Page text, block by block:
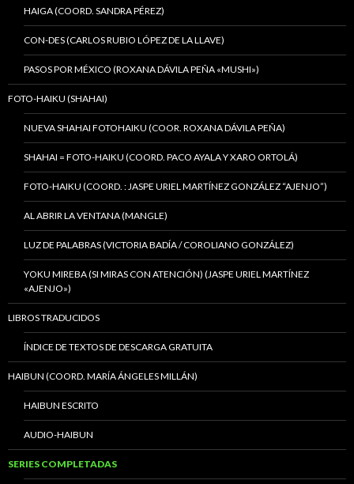
HAIGA (COORD. SANDRA PÉREZ)
CON-DES (CARLOS RUBIO LÓPEZ DE LA LLAVE)
PASOS POR MÉXICO (ROXANA DÁVILA PEÑA «MUSHI»)
FOTO-HAIKU (SHAHAI)
NUEVA SHAHAI FOTOHAIKU (COOR. ROXANA DÁVILA PEÑA)
SHAHAI = FOTO-HAIKU (COORD. PACO AYALA Y XARO ORTOLÁ)
FOTO-HAIKU (COORD. : JASPE URIEL MARTÍNEZ GONZÁLEZ “AJENJO”)
AL ABRIR LA VENTANA (MANGLE)
LUZ DE PALABRAS (VICTORIA BADÍA / COROLIANO GONZÁLEZ)
YOKU MIREBA (SI MIRAS CON ATENCIÓN) (JASPE URIEL MARTÍNEZ
«AJENJO»)
LIBROS TRADUCIDOS
ÍNDICE DE TEXTOS DE DESCARGA GRATUITA
HAIBUN (COORD. MARÍA ÁNGELES MILLÁN)
HAIBUN ESCRITO
AUDIO-HAIBUN
SERIES COMPLETADAS